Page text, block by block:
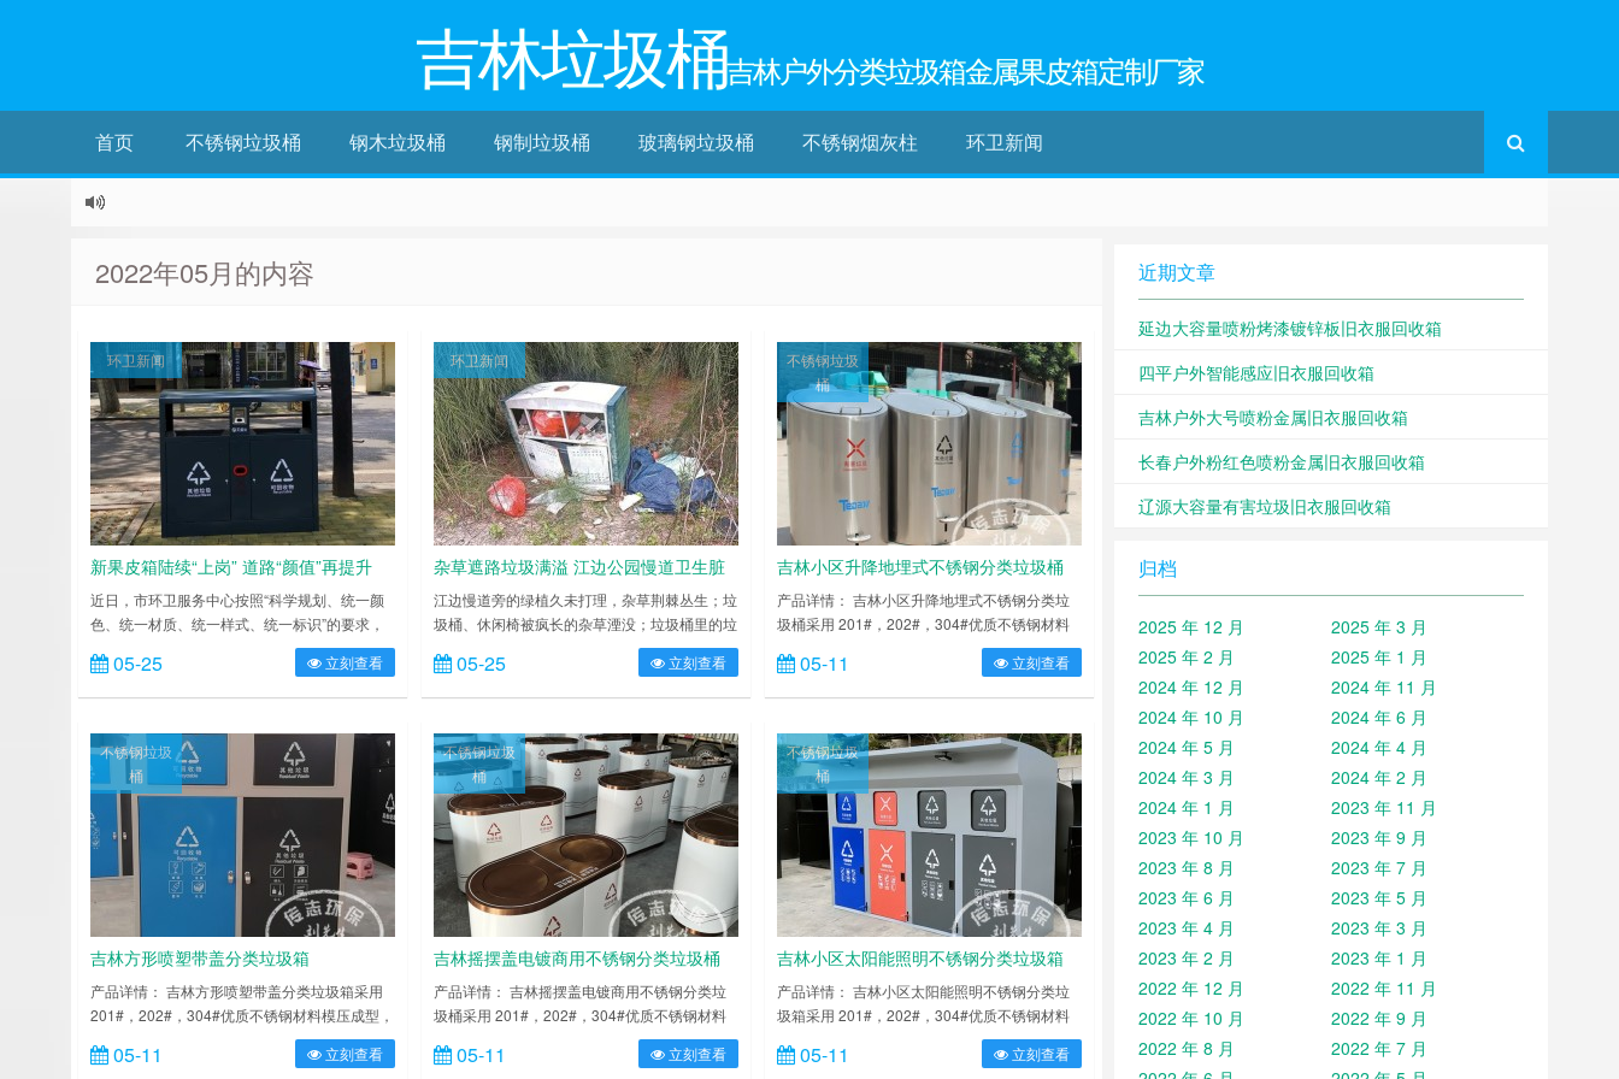
吉林垃圾桶吉林户外分类垃圾箱金属果皮箱定制厂家
首页 不锈钢垃圾桶 钢木垃圾桶 钢制垃圾桶 玻璃钢垃圾桶 不锈钢烟灰柱 环卫新闻
2022年05月的内容
环卫新闻
新果皮箱陆续“上岗” 道路“颜值”再提升
近日，市环卫服务中心按照“科学规划、统一颜
色、统一材质、统一样式、统一标识”的要求，
对城区主干道上老旧垃圾分类收集容器进行统一
更换，提升环卫设施颜值，扮靓城市环境。 长
期放置在城区主干道上的垃圾分类收集容器，经
有不同程度的损坏，且每条主干道上垃圾分类收
集容器规格大小参差不齐，既影响垃圾的正常收
集，也影响环境面貌。为此……
05-25 立刻查看
环卫新闻
杂草遮路垃圾满溢 江边公园慢道卫生脏
乱无人问
江边慢道旁的绿植久未打理，杂草荆棘丛生；垃
圾桶、休闲椅被疯长的杂草湮没；垃圾桶里的垃
圾满溢，不见有人前来清理……连续一段时间，
不断有市民致电本社 24 小时热线 96339 反映，
中心市区北滨江公园汀洲园、沉洲园两个园区的
现场 杂草侵占路面 垃圾无人清理 22 日，
记者根据市民反映的情况，走访了中心市区北滨
江公园……
05-25 立刻查看
不锈钢垃圾
桶
吉林小区升降地埋式不锈钢分类垃圾桶
产品详情： 吉林小区升降地埋式不锈钢分类垃
圾桶采用 201#，202#，304#优质不锈钢材料
模压成型，坚固耐用，不易破损；耐火安全，抗
高低温，适合各种恶劣气候条件；金属亮泽，高
雅美观，广泛适用于各种机场、商场高档场所；
镀锌板内桶，便于垃圾清倒；激光切割开料，尺
寸精准，投口无缝焊接成型，打磨抛光处理圆滑
不割手……
05-11 立刻查看
不锈钢垃圾
桶
吉林方形喷塑带盖分类垃圾箱
产品详情： 吉林方形喷塑带盖分类垃圾箱采用
201#，202#，304#优质不锈钢材料模压成型，
坚固耐用，不易破损；耐火安全，抗高低温，适
合各种恶劣气候条件；金属亮泽，高雅美观，广
05-11 立刻查看
不锈钢垃圾
桶
吉林摇摆盖电镀商用不锈钢分类垃圾桶
产品详情： 吉林摇摆盖电镀商用不锈钢分类垃
圾桶采用 201#，202#，304#优质不锈钢材料
模压成型，坚固耐用，不易破损；耐火安全，抗
高低温，适合各种恶劣气候条件；金属亮泽，高
05-11 立刻查看
不锈钢垃圾
桶
吉林小区太阳能照明不锈钢分类垃圾箱
产品详情： 吉林小区太阳能照明不锈钢分类垃
圾箱采用 201#，202#，304#优质不锈钢材料
模压成型，坚固耐用，不易破损；耐火安全，抗
高低温，适合各种恶劣气候条件；金属亮泽，高
05-11 立刻查看
近期文章
延边大容量喷粉烤漆镀锌板旧衣服回收箱
四平户外智能感应旧衣服回收箱
吉林户外大号喷粉金属旧衣服回收箱
长春户外粉红色喷粉金属旧衣服回收箱
辽源大容量有害垃圾旧衣服回收箱
归档
2025 年 12 月
2025 年 3 月
2025 年 2 月
2025 年 1 月
2024 年 12 月
2024 年 11 月
2024 年 10 月
2024 年 6 月
2024 年 5 月
2024 年 4 月
2024 年 3 月
2024 年 2 月
2024 年 1 月
2023 年 11 月
2023 年 10 月
2023 年 9 月
2023 年 8 月
2023 年 7 月
2023 年 6 月
2023 年 5 月
2023 年 4 月
2023 年 3 月
2023 年 2 月
2023 年 1 月
2022 年 12 月
2022 年 11 月
2022 年 10 月
2022 年 9 月
2022 年 8 月
2022 年 7 月